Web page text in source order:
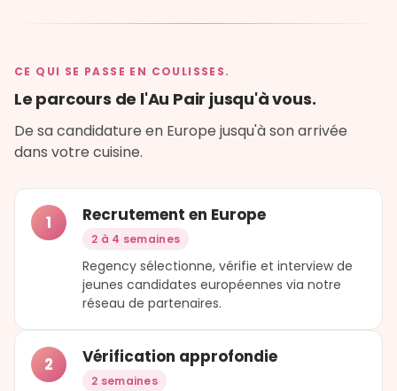
CE QUI SE PASSE EN COULISSES.
Le parcours de l'Au Pair jusqu'à vous.
De sa candidature en Europe jusqu'à son arrivée
dans votre cuisine.
1 Recrutement en Europe
2 à 4 semaines
Regency sélectionne, vérifie et interview de
jeunes candidates européennes via notre
réseau de partenaires.
2 Vérification approfondie
2 semaines